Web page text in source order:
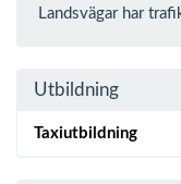
Landsvägar har
Utbildning
Taxiutbildning